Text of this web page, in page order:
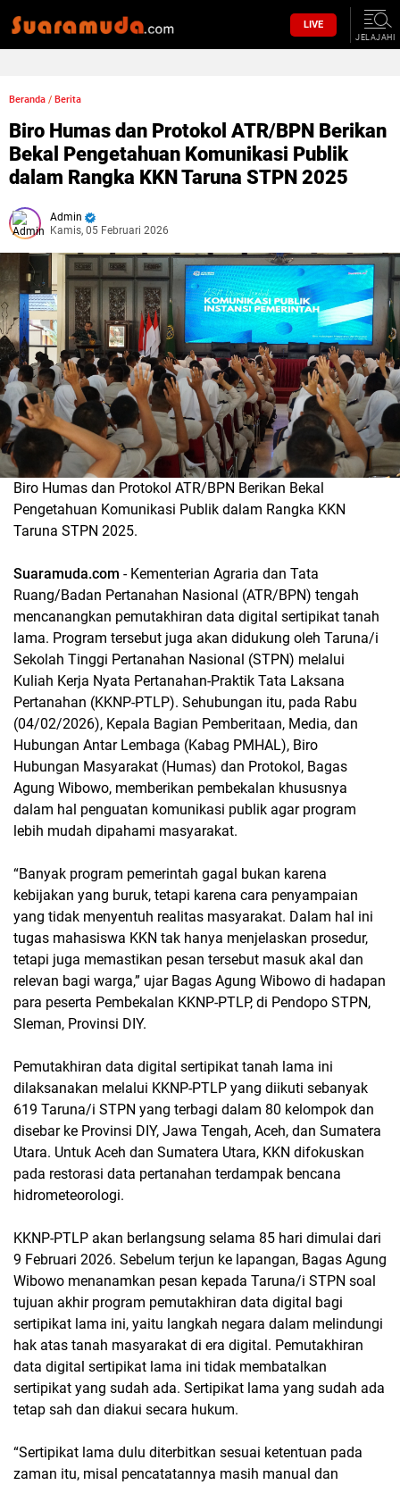
LIVE
JELAJAHI
Beranda / Berita
Biro Humas dan Protokol ATR/BPN Berikan
Bekal Pengetahuan Komunikasi Publik
dalam Rangka KKN Taruna STPN 2025
Admin
Kamis, 05 Februari 2026
Biro Humas dan Protokol ATR/BPN Berikan Bekal
Pengetahuan Komunikasi Publik dalam Rangka KKN
Taruna STPN 2025.
Suaramuda.com - Kementerian Agraria dan Tata
Ruang/Badan Pertanahan Nasional (ATR/BPN) tengah
mencanangkan pemutakhiran data digital sertipikat tanah
lama. Program tersebut juga akan didukung oleh Taruna/i
Sekolah Tinggi Pertanahan Nasional (STPN) melalui
Kuliah Kerja Nyata Pertanahan-Praktik Tata Laksana
Pertanahan (KKNP-PTLP). Sehubungan itu, pada Rabu
(04/02/2026), Kepala Bagian Pemberitaan, Media, dan
Hubungan Antar Lembaga (Kabag PMHAL), Biro
Hubungan Masyarakat (Humas) dan Protokol, Bagas
Agung Wibowo, memberikan pembekalan khususnya
dalam hal penguatan komunikasi publik agar program
lebih mudah dipahami masyarakat.
“Banyak program pemerintah gagal bukan karena
kebijakan yang buruk, tetapi karena cara penyampaian
yang tidak menyentuh realitas masyarakat. Dalam hal ini
tugas mahasiswa KKN tak hanya menjelaskan prosedur,
tetapi juga memastikan pesan tersebut masuk akal dan
relevan bagi warga,” ujar Bagas Agung Wibowo di hadapan
para peserta Pembekalan KKNP-PTLP, di Pendopo STPN,
Sleman, Provinsi DIY.
Pemutakhiran data digital sertipikat tanah lama ini
dilaksanakan melalui KKNP-PTLP yang diikuti sebanyak
619 Taruna/i STPN yang terbagi dalam 80 kelompok dan
disebar ke Provinsi DIY, Jawa Tengah, Aceh, dan Sumatera
Utara. Untuk Aceh dan Sumatera Utara, KKN difokuskan
pada restorasi data pertanahan terdampak bencana
hidrometeorologi.
KKNP-PTLP akan berlangsung selama 85 hari dimulai dari
9 Februari 2026. Sebelum terjun ke lapangan, Bagas Agung
Wibowo menanamkan pesan kepada Taruna/i STPN soal
tujuan akhir program pemutakhiran data digital bagi
sertipikat lama ini, yaitu langkah negara dalam melindungi
hak atas tanah masyarakat di era digital. Pemutakhiran
data digital sertipikat lama ini tidak membatalkan
sertipikat yang sudah ada. Sertipikat lama yang sudah ada
tetap sah dan diakui secara hukum.
“Sertipikat lama dulu diterbitkan sesuai ketentuan pada
zaman itu, misal pencatatannya masih manual dan